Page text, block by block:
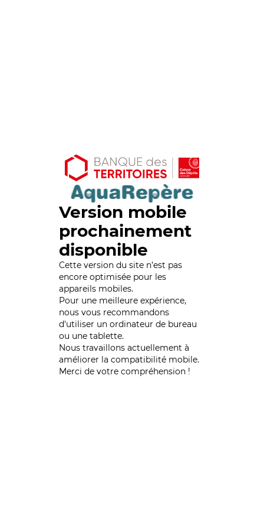
Version mobile
prochainement
disponible
Cette version du site n’est pas
encore optimisée pour les
appareils mobiles.
Pour une meilleure expérience,
nous vous recommandons
d'utiliser un ordinateur de bureau
ou une tablette.
Nous travaillons actuellement à
améliorer la compatibilité mobile.
Merci de votre compréhension !